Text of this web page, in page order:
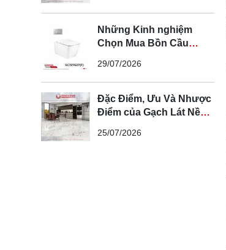
Những Kinh nghiệm
Chọn Mua Bồn Cầu
29/07/2026
Đặc Điểm, Ưu Và Nhược
Điểm của Gạch Lát Nền
25/07/2026